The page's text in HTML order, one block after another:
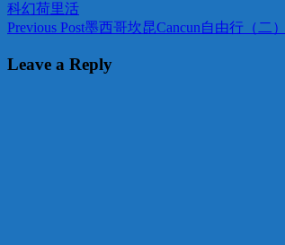
科幻荷里活
Post
navigation
Previous Post墨西哥坎昆Cancun自由行（二
Leave a Reply